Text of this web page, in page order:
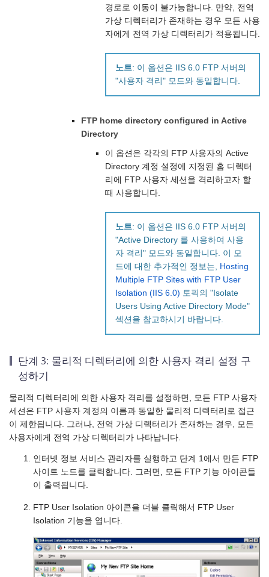
경로로 이동이 불가능합니다. 만약, 전역
가상 디렉터리가 존재하는 경우 모든 사용
자에게 전역 가상 디렉터리가 적용됩니다.
노트: 이 옵션은 IIS 6.0 FTP 서버의
"사용자 격리" 모드와 동일합니다.
FTP home directory configured in Active
Directory
이 옵션은 각각의 FTP 사용자의 Active
Directory 계정 설정에 지정된 홈 디렉터
리에 FTP 사용자 세션을 격리하고자 할
때 사용합니다.
노트: 이 옵션은 IIS 6.0 FTP 서버의
"Active Directory 를 사용하여 사용
자 격리" 모드와 동일합니다. 이 모
드에 대한 추가적인 정보는, Hosting
Multiple FTP Sites with FTP User
Isolation (IIS 6.0) 토픽의 "Isolate
Users Using Active Directory Mode"
섹션을 참고하시기 바랍니다.
단계 3: 물리적 디렉터리에 의한 사용자 격리 설정 구
성하기
물리적 디렉터리에 의한 사용자 격리를 설정하면, 모든 FTP 사용자
세션은 FTP 사용자 계정의 이름과 동일한 물리적 디렉터리로 접근
이 제한됩니다. 그러나, 전역 가상 디렉터리가 존재하는 경우, 모든
사용자에게 전역 가상 디렉터리가 나타납니다.
인터넷 정보 서비스 관리자를 실행하고 단계 1에서 만든 FTP
사이트 노드를 클릭합니다. 그러면, 모든 FTP 기능 아이콘들
이 출력됩니다.
FTP User Isolation 아이콘을 더블 클릭해서 FTP User
Isolation 기능을 엽니다.